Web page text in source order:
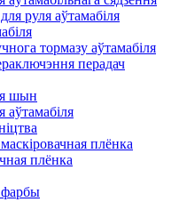
руля аўтамабіля
тормазу аўтамабіля
перадач
шын
плёнка
плёнка
фарбы